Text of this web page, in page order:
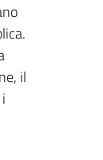
il